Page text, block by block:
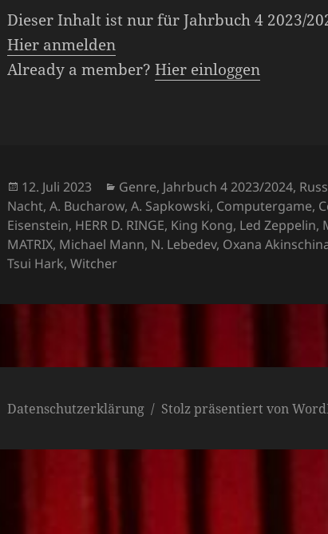
Dieser Inhalt ist nur für Jahrbuch 4 2023/
Hier anmelden
Already a member?Hier einloggen
Veröffentlicht
am
12. Juli 2023 Kategorien
Genre, Jahrbuch 4 2023/2024,
Nacht,A. Bucharow,A. Sapkowski, Computergame,
Eisenstein, HERR D. RINGE, King Kong, Led Zeppelin,
MATRIX, Michael Mann, N. Lebedev, Oxana
Tsui Hark,Witcher
Datenschutzerklärung Stolz präsentiert von